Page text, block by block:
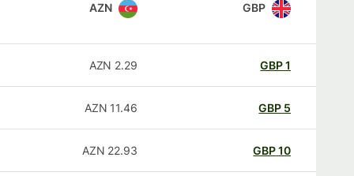
GBP
AZN
GBP
2.29
AZN
GBP
11.46
AZN
GBP
22.93
AZN